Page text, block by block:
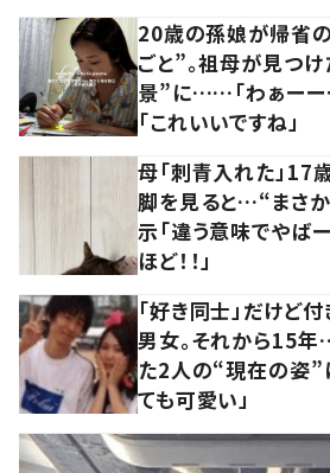
20歳の孫娘が帰省
ごと”。祖母が見つ
景”に……「わぁーー
「これいいですね」
母「刺青入れた」17歳
脚を見ると…“まさ
示「違う意味でやばー
ほど！！」
「好き同士」だけど
男女。それから15
た2人の“現在の姿
ても可愛い」